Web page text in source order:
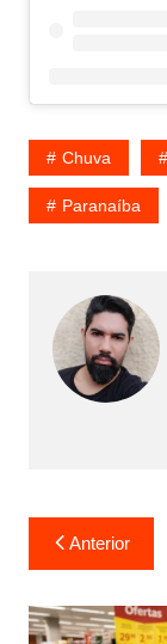
Chuva
Paranaíba
Navegação
de
Post
Anterior